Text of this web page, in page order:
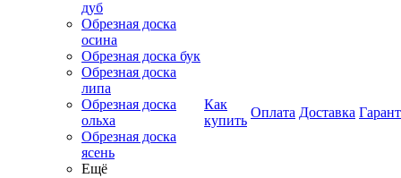
дуб
Обрезная доска
осина
Обрезная доска бук
Обрезная доска
липа
Обрезная доска
ольха
Обрезная доска
ясень
Ещё
Как
купить
Оплата Доставка